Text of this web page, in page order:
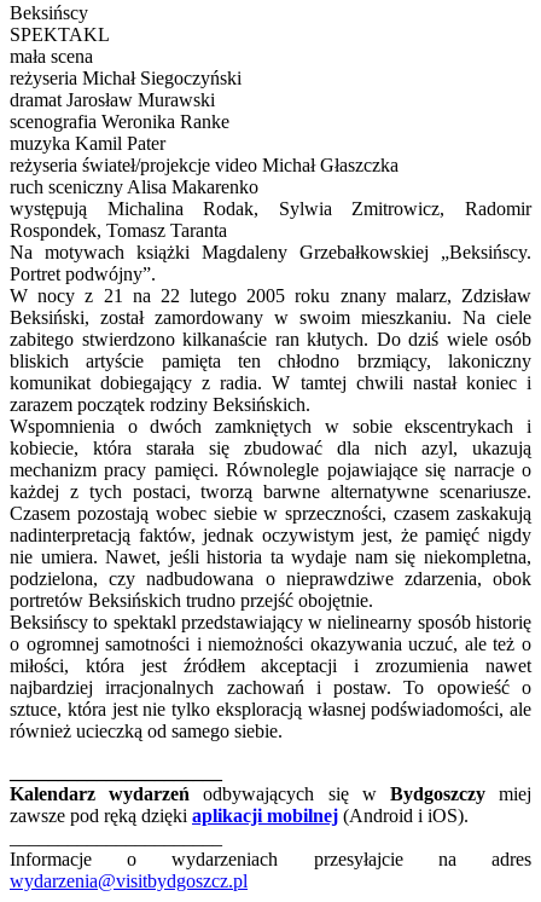
Beksińscy
SPEKTAKL
mała scena
reżyseria Michał Siegoczyński
dramat Jarosław Murawski
scenografia Weronika Ranke
muzyka Kamil Pater
reżyseria świateł/projekcje video Michał Głaszczka
ruch sceniczny Alisa Makarenko
występują Michalina Rodak, Sylwia Zmitrowicz, Radomir
Rospondek, Tomasz Taranta
Na motywach książki Magdaleny Grzebałkowskiej „Beksińscy.
Portret podwójny”.
W nocy z 21 na 22 lutego 2005 roku znany malarz, Zdzisław
Beksiński, został zamordowany w swoim mieszkaniu. Na ciele
zabitego stwierdzono kilkanaście ran kłutych. Do dziś wiele osób
bliskich artyście pamięta ten chłodno brzmiący, lakoniczny
komunikat dobiegający z radia. W tamtej chwili nastał koniec i
zarazem początek rodziny Beksińskich.
Wspomnienia o dwóch zamkniętych w sobie ekscentrykach i
kobiecie, która starała się zbudować dla nich azyl, ukazują
mechanizm pracy pamięci. Równolegle pojawiające się narracje o
każdej z tych postaci, tworzą barwne alternatywne scenariusze.
Czasem pozostają wobec siebie w sprzeczności, czasem zaskakują
nadinterpretacją faktów, jednak oczywistym jest, że pamięć nigdy
nie umiera. Nawet, jeśli historia ta wydaje nam się niekompletna,
podzielona, czy nadbudowana o nieprawdziwe zdarzenia, obok
portretów Beksińskich trudno przejść obojętnie.
Beksińscy to spektakl przedstawiający w nielinearny sposób historię
o ogromnej samotności i niemożności okazywania uczuć, ale też o
miłości, która jest źródłem akceptacji i zrozumienia nawet
najbardziej irracjonalnych zachowań i postaw. To opowieść o
sztuce, która jest nie tylko eksploracją własnej podświadomości, ale
również ucieczką od samego siebie.
Kalendarz wydarzeń odbywających się w Bydgoszczymiej
zawsze pod ręką dzięki aplikacji mobilnej (Android i iOS).
Informacje o wydarzeniach przesyłajcie na adres
wydarzenia@visitbydgoszcz.pl